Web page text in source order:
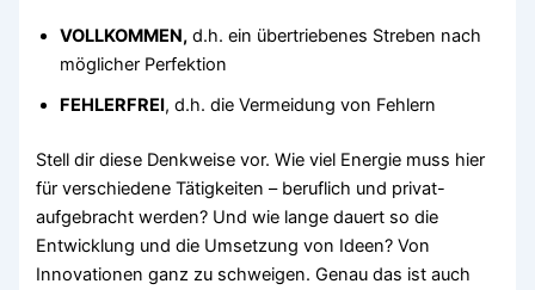
VOLLKOMMEN, d.h. ein übertriebenes Streben nach
möglicher Perfektion
FEHLERFREI, d.h. die Vermeidung von Fehlern
Stell dir diese Denkweise vor. Wie viel Energie muss hier
für verschiedene Tätigkeiten – beruflich und privat-
aufgebracht werden? Und wie lange dauert so die
Entwicklung und die Umsetzung von Ideen? Von
Innovationen ganz zu schweigen. Genau das ist auch